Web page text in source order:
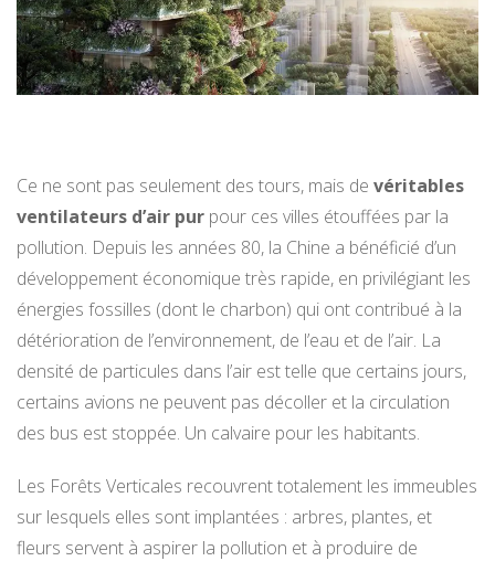
Ce ne sont pas seulement des tours, mais de véritables
ventilateurs d’air pur pour ces villes étouffées par la
pollution. Depuis les années 80, la Chine a bénéficié d’un
développement économique très rapide, en privilégiant les
énergies fossilles (dont le charbon) qui ont contribué à la
détérioration de l’environnement, de l’eau et de l’air. La
densité de particules dans l’air est telle que certains jours,
certains avions ne peuvent pas décoller et la circulation
des bus est stoppée. Un calvaire pour les habitants.
Les Forêts Verticales recouvrent totalement les immeubles
sur lesquels elles sont implantées : arbres, plantes, et
fleurs servent à aspirer la pollution et à produire de